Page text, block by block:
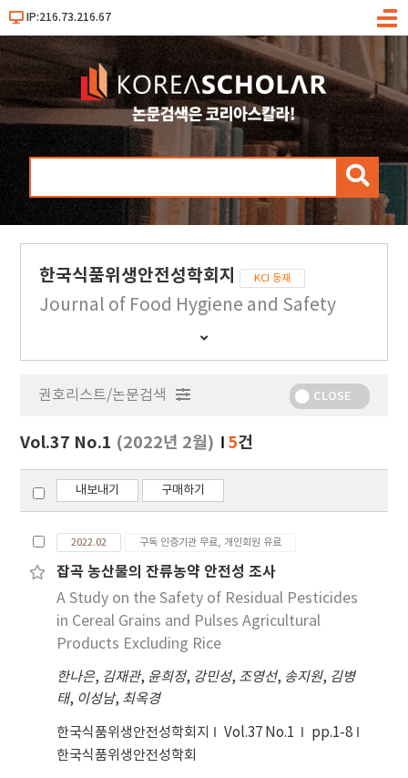
IP:216.73.216.67
메
검
한국식품위생안전성학회지 KCI 등재
Journal of Food Hygiene and Safety
간
행
보
기
권호리스트/논문검색 CLOSE
Vol.37 No.1 (2022년 2월) 5건
내보내기 구매하기
2022.02 구독 인증기관 무료, 개인회원 유료
잡곡 농산물의 잔류농약 안전성 조사
A Study on the Safety of Residual Pesticides
in Cereal Grains and Pulses Agricultural
Products Excluding Rice
한나은, 김재관, 윤희정, 강민성, 조영선, 송지원, 김병
태, 이성남, 최옥경
한국식품위생안전성학회지 Vol.37 No.1
pp.1-8
한국식품위생안전성학회